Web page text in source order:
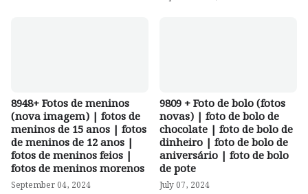
8948+ Fotos de meninos
(nova imagem) | fotos de
meninos de 15 anos | fotos
de meninos de 12 anos |
fotos de meninos feios |
fotos de meninos morenos
September 04, 2024
9809 + Foto de bolo (fotos
novas) | foto de bolo de
chocolate | foto de bolo de
dinheiro | foto de bolo de
aniversário | foto de bolo
de pote
July 07, 2024